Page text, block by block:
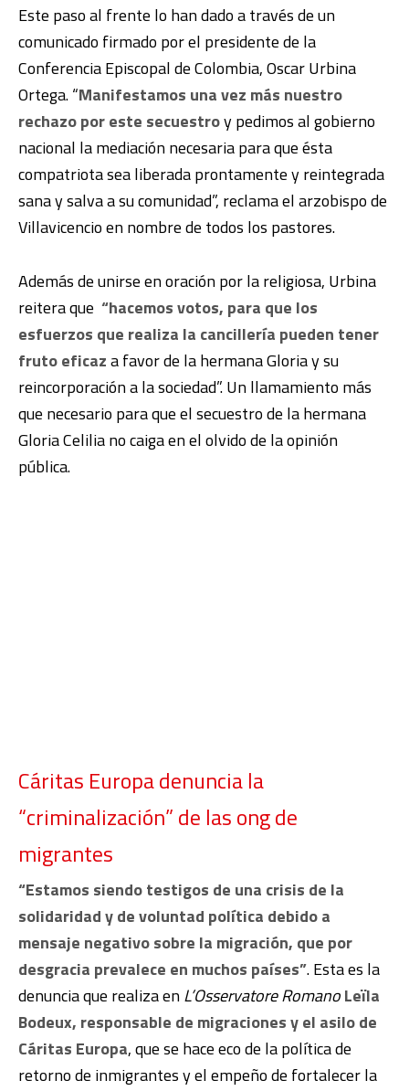
Este paso al frente lo han dado a través de un
comunicado firmado por el presidente de la
Conferencia Episcopal de Colombia, Oscar Urbina
Ortega. “Manifestamos una vez más nuestro
rechazo por este secuestroy pedimos al gobierno
nacional la mediación necesaria para que ésta
compatriota sea liberada prontamente y reintegrada
sana y salva a su comunidad”, reclama el arzobispo de
Villavicencio en nombre de todos los pastores.
Además de unirse en oración por la religiosa, Urbina
reitera que “hacemos votos, para que los
esfuerzos que realiza la cancillería pueden tener
fruto eficaza favor de la hermana Gloria y su
reincorporación a la sociedad”. Un llamamiento más
que necesario para que el secuestro de la hermana
Gloria Celilia no caiga en el olvido de la opinión
pública.
Cáritas Europa denuncia la
“criminalización” de las ong de
migrantes
“Estamos siendo testigos de una crisis de la
solidaridad y de voluntad política debido a
mensaje negativo sobre la migración, que por
desgracia prevalece en muchos países”. Esta es la
denuncia que realiza enL’Osservatore RomanoLeïla
Bodeux, responsable de migraciones y el asilo de
Cáritas Europa, que se hace eco de la política de
retorno de inmigrantes y el empeño de fortalecer la